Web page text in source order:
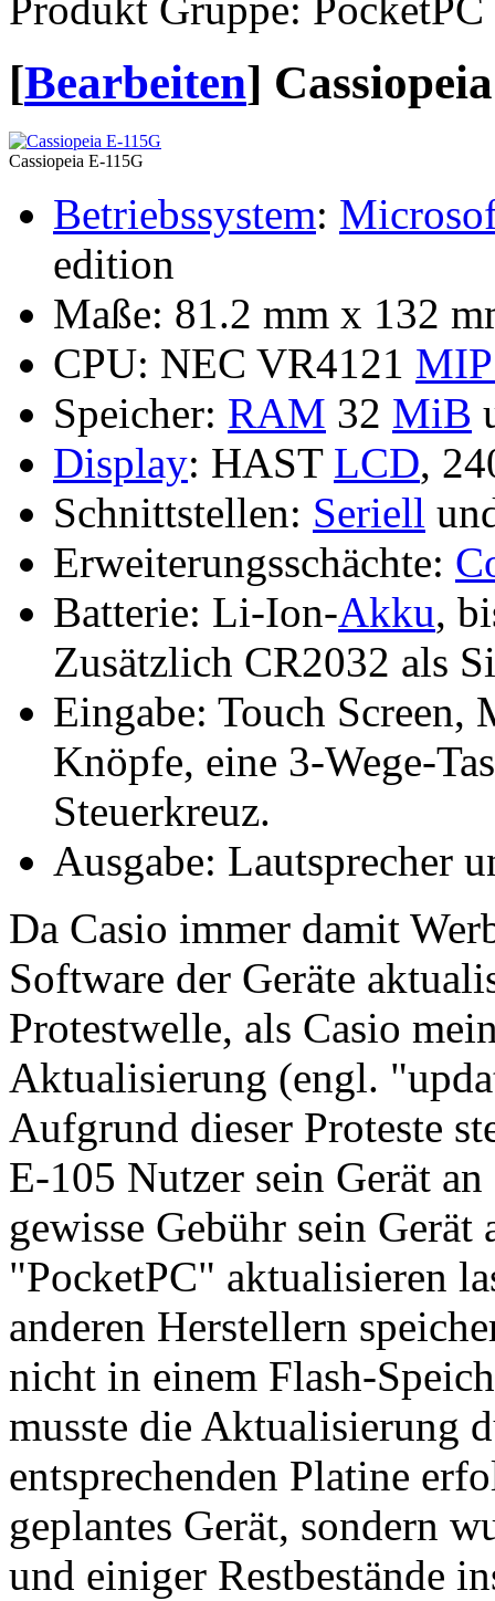
[Bearbeiten]
Cassiopeia E-115G
Betriebssystem:
edition
Maße: 81.2 mm x 132
CPU: NEC VR4121
Speicher: RAM 32 MiB
Display: HAST LCD,
Schnittstellen: Seriell
Erweiterungsschächte:
Batterie: Li-Ion-Akku,
Zusätzlich CR2032 als
Eingabe: Touch
Knöpfe, eine 3-Wege-
Steuerkreuz.
Ausgabe: Lautsprecher
Da Casio immer damit
Software der Geräte
Protestwelle, als Casio
Aktualisierung (engl.
Aufgrund dieser Proteste
E-105 Nutzer sein Gerät
gewisse Gebühr sein
"PocketPC" aktualisieren
anderen Herstellern
nicht in einem Flash-
musste die Aktualisierung
entsprechenden Platine
geplantes Gerät, sondern
und einiger Restbestände